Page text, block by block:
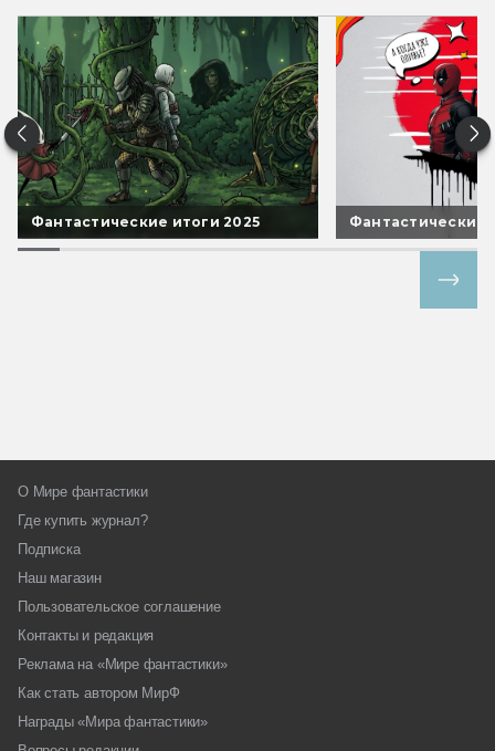
Фантастические итоги 2025 Фантастические
О Мире фантастики
Где купить журнал?
Подписка
Наш магазин
Пользовательское соглашение
Контакты и редакция
Реклама на «Мире фантастики»
Как стать автором МирФ
Награды «Мира фантастики»